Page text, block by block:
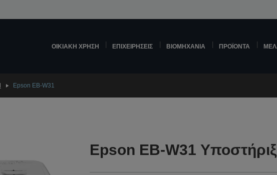
ΟΙΚΙΑΚΉ ΧΡΉΣΗ ΕΠΙΧΕΙΡΉΣΕΙΣ ΒΙΟΜΗΧΑΝΊΑ ΠΡΟΪΌΝΤΑ
Epson EB-W31
Epson EB-W31